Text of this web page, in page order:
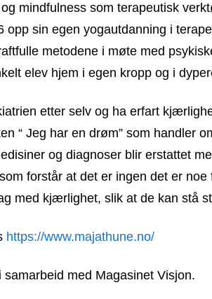
mindfulness som terapeutisk
opp sin egen yogautdanning i
metodene i møte med
elev hjem i egen kropp og i
etter selv og ha erfart
“ Jeg har en drøm” som handler
og diagnoser blir erstattet
forstår at det er ingen det er
med kjærlighet, slik at de kan stå
https://www.majathune.no/
med Magasinet Visjon.